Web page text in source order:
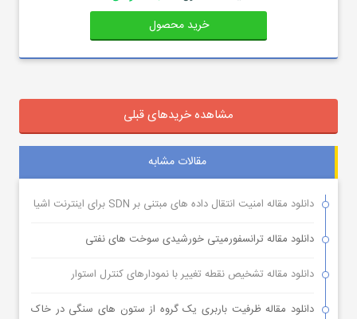
خرید محصول
مشاهده خریدهای قبلی
مقالات مشابه
دانلود مقاله امنیت انتقال داده های مبتنی بر SDN برای اینترنت اشیا
دانلود مقاله ترانسفورمیتی خورشیدی سوخت های نفتی
دانلود مقاله تشخیص نقطه تغییر با نمودارهای کنترل استوار
دانلود مقاله ظرفیت باربری یک گروه از ستون های سنگی در خاک